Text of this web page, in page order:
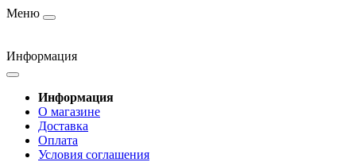
Меню
Информация
Информация
О магазине
Доставка
Оплата
Условия соглашения